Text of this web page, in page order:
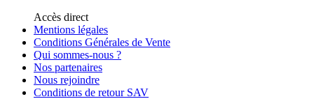
Accès direct
Mentions légales
Conditions Générales de Vente
Qui sommes-nous ?
Nos partenaires
Nous rejoindre
Conditions de retour SAV